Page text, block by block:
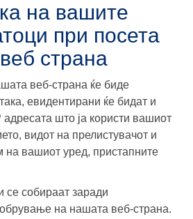
на вашите
при посета
страна
веб-страна ќе биде
евидентирани ќе бидат и
што ја користи вашиот
видот на прелистувачот и
на вашиот уред, пристапните
се собираат заради
на нашата веб-страна.